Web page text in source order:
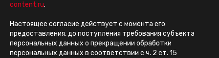
content.ru.
Настоящее согласие действует с момента его
предоставления, до поступления требования субъекта
персональных данных о прекращении обработки
персональных данных в соответствии с ч. 2 ст. 15